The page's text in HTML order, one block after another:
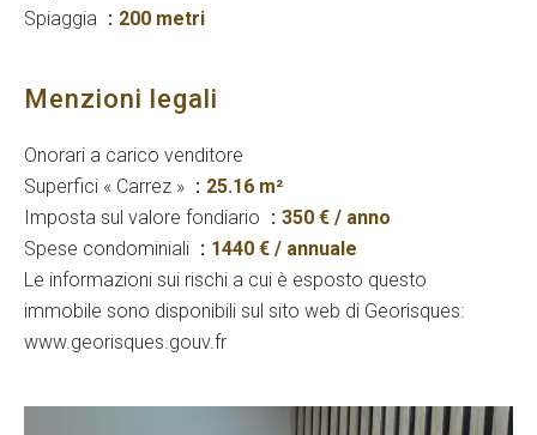
Spiaggia
200 metri
Menzioni legali
Onorari a carico venditore
Superfici « Carrez »
25.16 m²
Imposta sul valore fondiario
350 € / anno
Spese condominiali
1440 € / annuale
Le informazioni sui rischi a cui è esposto questo
immobile sono disponibili sul sito web di Georisques:
www.georisques.gouv.fr